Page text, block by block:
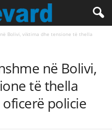
Bolivi, viktima dhe tensione të thella
në Bolivi,
të thella
policie